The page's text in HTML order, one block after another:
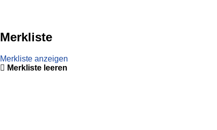
Merkliste
Merkliste anzeigen
Merkliste leeren